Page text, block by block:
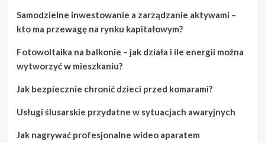
Samodzielne inwestowanie a zarządzanie aktywami –
kto ma przewagę na rynku kapitałowym?
Fotowoltaika na balkonie – jak działa i ile energii można
wytworzyć w mieszkaniu?
Jak bezpiecznie chronić dzieci przed komarami?
Usługi ślusarskie przydatne w sytuacjach awaryjnych
Jak nagrywać profesjonalne wideo aparatem